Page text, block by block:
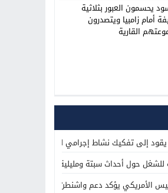
يحسمون العبور بثلاثية
أمام زامبيا ويتصدرون
القارية
إلى تفكيك نشاط إجرامي لترويج المؤثرات
للشغل حول أحداث سبتة ومليلية
الأمريكي يؤكد دعم واشنطن الكامل لمغربية